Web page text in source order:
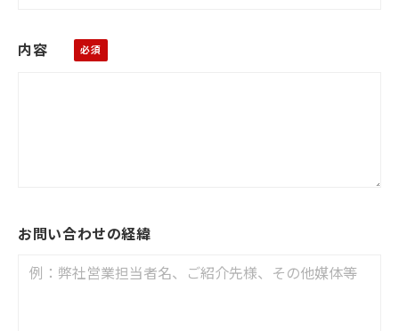
内容
お問い合わせの経緯